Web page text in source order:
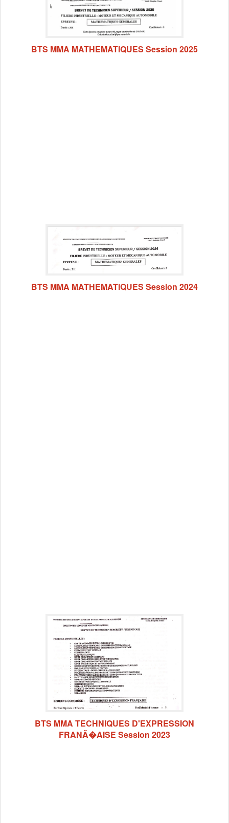
BTS MMA MATHEMATIQUES Session 2025
BTS MMA MATHEMATIQUES Session 2024
BTS MMA TECHNIQUES D'EXPRESSION
FRANÃ�AISE Session 2023